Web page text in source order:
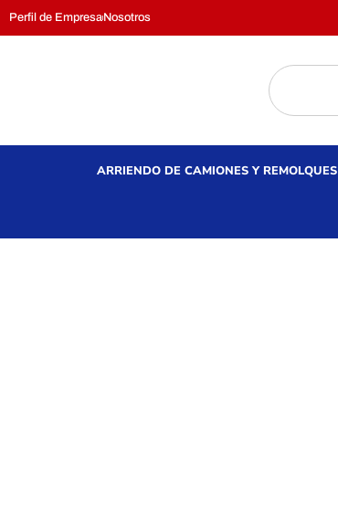
Perfil de EmpresaNosotros
ARRIENDO DE CAMIONES Y REMOLQUES